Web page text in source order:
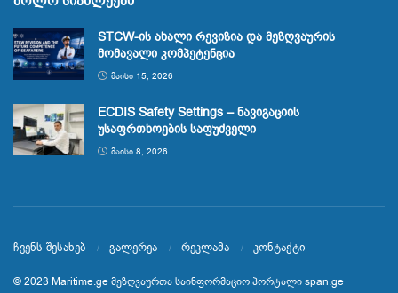
STCW-ის ახალი რევიზია და მეზღვაურის
მომავალი კომპეტენცია
ᲛᲐᲘᲡᲘ 15, 2026
ECDIS Safety Settings – ნავიგაციის
უსაფრთხოების საფუძველი
ᲛᲐᲘᲡᲘ 8, 2026
ჩვენს შესახებ გალერეა რეკლამა კონტაქტი
© 2023 Maritime.geმეზღვაურთა საინფორმაციო პორტალიspan.ge